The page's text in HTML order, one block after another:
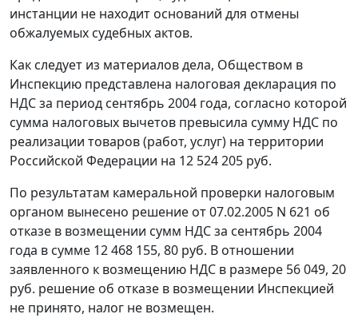
инстанции не находит оснований для отмены
обжалуемых судебных актов.
Как следует из материалов дела, Обществом в
Инспекцию представлена налоговая декларация по
НДС за период сентябрь 2004 года, согласно которой
сумма налоговых вычетов превысила сумму НДС по
реализации товаров (работ, услуг) на территории
Российской Федерации на 12 524 205 руб.
По результатам камеральной проверки налоговым
органом вынесено решение от 07.02.2005 N 621 об
отказе в возмещении сумм НДС за сентябрь 2004
года в сумме 12 468 155, 80 руб. В отношении
заявленного к возмещению НДС в размере 56 049, 20
руб. решение об отказе в возмещении Инспекцией
не принято, налог не возмещен.